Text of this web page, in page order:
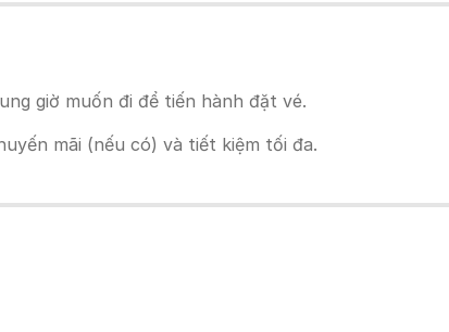
giờ muốn đi để tiến hành đặt vé.
mãi (nếu có) và tiết kiệm tối đa.